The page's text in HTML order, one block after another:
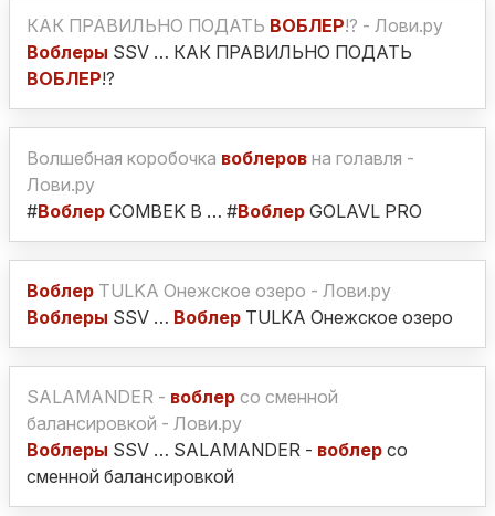
КАК ПРАВИЛЬНО ПОДАТЬ ВОБЛЕР!? - Лови.ру
Воблеры SSV … КАК ПРАВИЛЬНО ПОДАТЬ
ВОБЛЕР!?
Волшебная коробочка воблеров на голавля -
Лови.ру
#Воблер COMBEK B … #Воблер GOLAVL PRO
Воблер TULKA Онежское озеро - Лови.ру
Воблеры SSV … Воблер TULKA Онежское озеро
SALAMANDER - воблер со сменной
балансировкой - Лови.ру
Воблеры SSV … SALAMANDER - воблер со
сменной балансировкой